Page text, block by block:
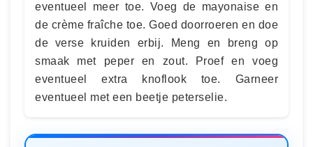
eventueel meer toe. Voeg de mayonaise en
de crème fraîche toe. Goed doorroeren en doe
de verse kruiden erbij. Meng en breng op
smaak met peper en zout. Proef en voeg
eventueel extra knoflook toe. Garneer
eventueel met een beetje peterselie.